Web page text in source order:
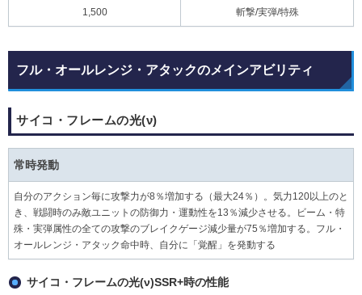
1,500 斬撃/実弾/特殊
フル・オールレンジ・アタックのメインアビリティ
サイコ・フレームの光(ν)
常時発動
自分のアクション毎に攻撃力が8％増加する（最大24％）。気力120以上のと
き、戦闘時のみ敵ユニットの防御力・運動性を13％減少させる。ビーム・特
殊・実弾属性の全ての攻撃のブレイクゲージ減少量が75％増加する。フル・
オールレンジ・アタック命中時、自分に「覚醒」を発動する
サイコ・フレームの光(ν)SSR+時の性能